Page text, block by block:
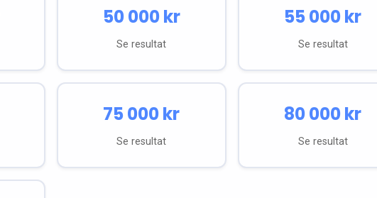
50 000kr
Se resultat
55 000kr
Se resultat
75 000kr
Se resultat
80 000kr
Se resultat